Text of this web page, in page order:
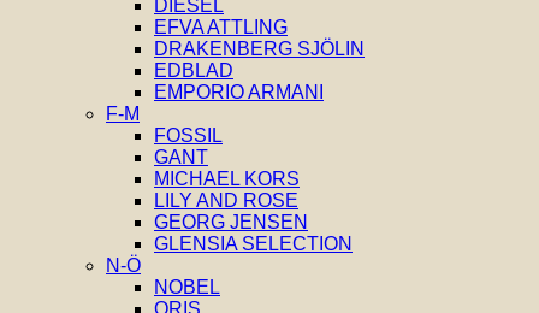
DIESEL
EFVA ATTLING
DRAKENBERG SJÖLIN
EDBLAD
EMPORIO ARMANI
F-M
FOSSIL
GANT
MICHAEL KORS
LILY AND ROSE
GEORG JENSEN
GLENSIA SELECTION
N-Ö
NOBEL
ORIS